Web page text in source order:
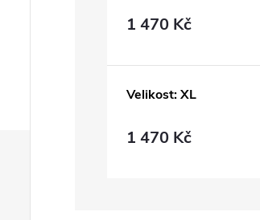
1 470 Kč
Velikost: XL
1 470 Kč